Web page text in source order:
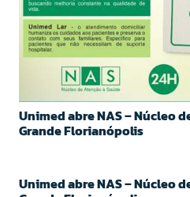
Unimed abre NAS – Núcleo
Grande Florianópolis
Unimed abre NAS – Núcleo